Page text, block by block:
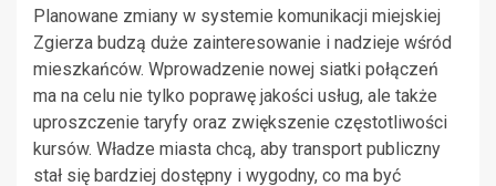
Planowane zmiany w systemie komunikacji miejskiej
Zgierza budzą duże zainteresowanie i nadzieje wśród
mieszkańców. Wprowadzenie nowej siatki połączeń
ma na celu nie tylko poprawę jakości usług, ale także
uproszczenie taryfy oraz zwiększenie częstotliwości
kursów. Władze miasta chcą, aby transport publiczny
stał się bardziej dostępny i wygodny, co ma być